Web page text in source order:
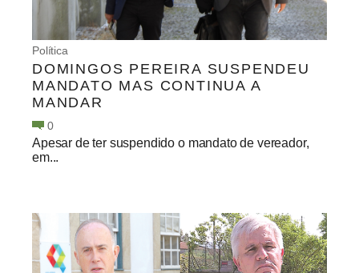
Política
DOMINGOS PEREIRA SUSPENDEU
MANDATO MAS CONTINUA A
MANDAR
0
Apesar de ter suspendido o mandato de vereador,
em...